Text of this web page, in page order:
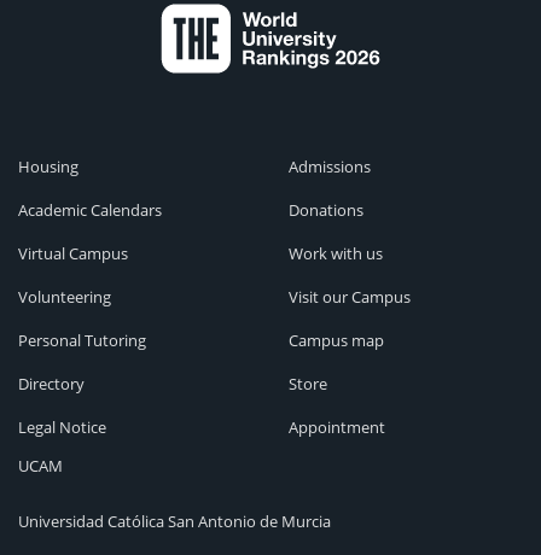
Housing
Academic Calendars
Virtual Campus
Volunteering
Personal Tutoring
Directory
Legal Notice
Admissions
Donations
Work with us
Visit our Campus
Campus map
Store
Appointment
UCAM
Universidad Católica San Antonio de Murcia